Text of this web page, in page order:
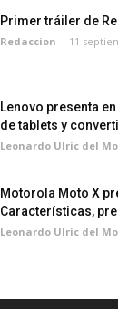
Primer tráiler de
Redaccion - 11
Lenovo presenta
de tablets y
Leonardo Ulric del
Motorola Moto X
Características,
Leonardo Ulric del